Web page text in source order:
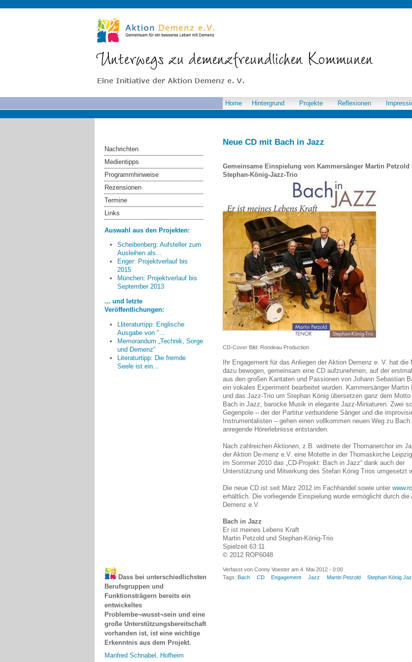
Neue CD mit Bach in Jazz
Gemeinsame Einspielung von Kammersänger Martin Petzold
Stephan-König-Jazz-Trio
CD-Cover Bild: Rondeau Production
Ihr Engagement für das Anliegen der Aktion Demenz e. V. hat die
dazu bewogen, gemeinsam eine CD aufzunehmen, auf der
aus den großen Kantaten und Passionen von Johann Sebastian
ein vokales Experiment bearbeitet wurden. Kammersänger Martin
und das Jazz-Trio um Stephan König übersetzen ganz dem Motto
Bach in Jazz, barocke Musik in elegante Jazz-Miniaturen. Zwei
Gegenpole – der der Partitur verbundene Sänger und die
Instrumentalisten – gehen einen vollkommen neuen Weg zu
anregende Hörerlebnisse entstanden.
Nach zahlreichen Aktionen, z.B. widmete der Thomanerchor im
der Aktion De-menz e.V. eine Motette in der Thomaskirche
im Sommer 2010 das „CD-Projekt: Bach in Jazz“ dank auch der
Unterstützung und Mitwirkung des Stefan König Trios umgesetzt
Die neue CD ist seit März 2012 im Fachhandel sowie unter
erhältlich. Die vorliegende Einspielung wurde ermöglicht durch die
Demenz e.V.
Bach in Jazz
Er ist meines Lebens Kraft
Martin Petzold und Stephan-König-Trio
Spielzeit 63:11
© 2012 ROP6048
Verfasst von Conny Voester am 4. Mai 2012 - 0:00
Tags: Bach CD Engagement Jazz Martin Petzold Stephan König
Home Hintergrund Projekte Reflexionen
Nachrichten
Medientipps
Programmhinweise
Rezensionen
Termine
Links
Auswahl aus den Projekten:
Scheibenberg: Aufsteller zum
Ausleihen als...
Enger: Projektverlauf bis
2015
München: Projektverlauf bis
September 2013
... und letzte
Veröffentlichungen:
Lliteraturtipp: Englische
Ausgabe von "...
Memorandum „Technik, Sorge
und Demenz“
Literaturtipp: Die fremde
Seele ist ein...
Mehr Mut wünsche ich mir von
den Verantwortlichen, um auf das
Thema Demenz aufmerksam zu
machen. Unorthodoxe
Plakataktionen, wie es die
Evangelische Stiftung Tannenhof in
Wuppertal gemacht hat, aber auch
die Plakataktion von Rheinland-
Pfalz haben mir sehr gut gefallen.
Andreas Günther, Erfurt
Berufsgruppen und
Funktionsträgern bereits ein
entwickeltes
Problembe¬wusst¬sein und eine
große Unterstützungsbereitschaft
vorhanden ist, ist eine wichtige
Erkenntnis aus dem Projekt.
Manfred Schnabel, Hofheim